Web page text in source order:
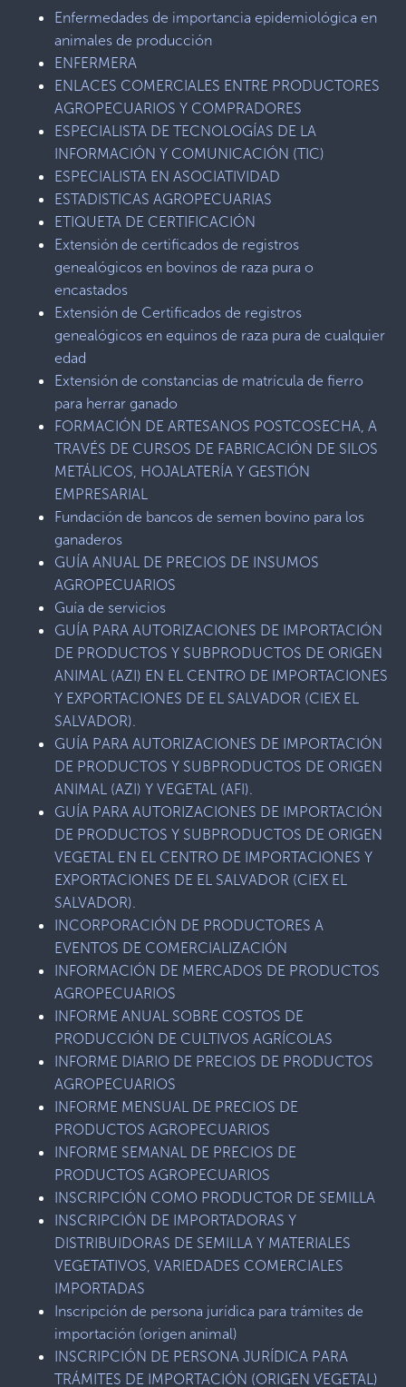
Enfermedades de importancia epidemiológica en
animales de producción
ENFERMERA
ENLACES COMERCIALES ENTRE PRODUCTORES
AGROPECUARIOS Y COMPRADORES
ESPECIALISTA DE TECNOLOGÍAS DE LA
INFORMACIÓN Y COMUNICACIÓN (TIC)
ESPECIALISTA EN ASOCIATIVIDAD
ESTADISTICAS AGROPECUARIAS
ETIQUETA DE CERTIFICACIÓN
Extensión de certificados de registros
genealógicos en bovinos de raza pura o
encastados
Extensión de Certificados de registros
genealógicos en equinos de raza pura de cualquier
edad
Extensión de constancias de matrícula de fierro
para herrar ganado
FORMACIÓN DE ARTESANOS POSTCOSECHA, A
TRAVÉS DE CURSOS DE FABRICACIÓN DE SILOS
METÁLICOS, HOJALATERÍA Y GESTIÓN
EMPRESARIAL
Fundación de bancos de semen bovino para los
ganaderos
GUÍA ANUAL DE PRECIOS DE INSUMOS
AGROPECUARIOS
Guía de servicios
GUÍA PARA AUTORIZACIONES DE IMPORTACIÓN
DE PRODUCTOS Y SUBPRODUCTOS DE ORIGEN
ANIMAL (AZI) EN EL CENTRO DE IMPORTACIONES
Y EXPORTACIONES DE EL SALVADOR (CIEX EL
SALVADOR).
GUÍA PARA AUTORIZACIONES DE IMPORTACIÓN
DE PRODUCTOS Y SUBPRODUCTOS DE ORIGEN
ANIMAL (AZI) Y VEGETAL (AFI).
GUÍA PARA AUTORIZACIONES DE IMPORTACIÓN
DE PRODUCTOS Y SUBPRODUCTOS DE ORIGEN
VEGETAL EN EL CENTRO DE IMPORTACIONES Y
EXPORTACIONES DE EL SALVADOR (CIEX EL
SALVADOR).
INCORPORACIÓN DE PRODUCTORES A
EVENTOS DE COMERCIALIZACIÓN
INFORMACIÓN DE MERCADOS DE PRODUCTOS
AGROPECUARIOS
INFORME ANUAL SOBRE COSTOS DE
PRODUCCIÓN DE CULTIVOS AGRÍCOLAS
INFORME DIARIO DE PRECIOS DE PRODUCTOS
AGROPECUARIOS
INFORME MENSUAL DE PRECIOS DE
PRODUCTOS AGROPECUARIOS
INFORME SEMANAL DE PRECIOS DE
PRODUCTOS AGROPECUARIOS
INSCRIPCIÓN COMO PRODUCTOR DE SEMILLA
INSCRIPCIÓN DE IMPORTADORAS Y
DISTRIBUIDORAS DE SEMILLA Y MATERIALES
VEGETATIVOS, VARIEDADES COMERCIALES
IMPORTADAS
Inscripción de persona jurídica para trámites de
importación (origen animal)
INSCRIPCIÓN DE PERSONA JURÍDICA PARA
TRÁMITES DE IMPORTACIÓN (ORIGEN VEGETAL)